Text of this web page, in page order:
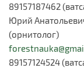
89157187462
Юрий
(орнитолог)
89157124524